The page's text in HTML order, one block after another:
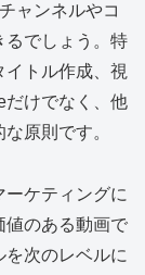
ャンネルやコ
るでしょう。特
トル作成、視
だけでなく、他
原則です。
ケティングに
値のある動画で
次のレベルに